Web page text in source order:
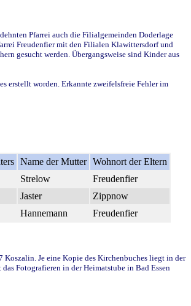
Pfarrei auch die Filialgemeinden Doderlage
Freudenfier mit den Filialen Klawittersdorf und
gesucht werden. Übergangsweise sind Kinder aus
erstellt worden. Erkannte zweifelsfreie Fehler im
Name der Mutter Wohnort der Eltern
Strelow
Freudenfier
Jaster
Zippnow
Hannemann Freudenfier
Je eine Kopie des Kirchenbuches liegt in der
Fotografieren in der Heimatstube in Bad Essen